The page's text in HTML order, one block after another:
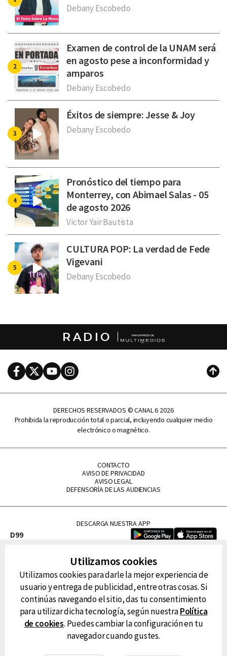
Debany Escobedo
Examen de control de la UNAM será
en agosto pese a inconformidad y
amparos
Debany Escobedo
Éxitos de siempre: Jesse & Joy
Debany Escobedo
Pronóstico del tiempo para
Monterrey, con Abimael Salas - 05
de agosto 2026
Victor Yair Bautista
CULTURA POP: La verdad de Fede
Vigevani
Debany Escobedo
RADIO
FacebookTwitterYoutubeInstagram
DERECHOS RESERVADOS © CANAL 6 2026
Prohibida la reproducción total o parcial, incluyendo cualquier medio
electrónico o magnético.
CONTACTO
AVISO DE PRIVACIDAD
AVISO LEGAL
DEFENSORÍA DE LAS AUDIENCIAS
DESCARGA NUESTRA APP
D99
FM Tu
RG Deportiva
Classic FM
Utilizamos cookies
Utilizamos cookies para darle la mejor experiencia de
usuario y entrega de publicidad, entre otras cosas. Si
continúas navegando el sitio, das tu consentimiento
para utilizar dicha tecnología, según nuestraPolítica
de cookies. Puedes cambiar la configuración en tu
navegador cuando gustes.